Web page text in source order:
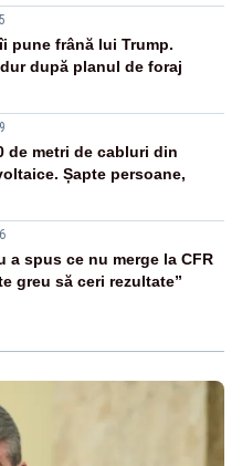
pune frână lui Trump.
după planul de foraj
de metri de cabluri din
Șapte persoane,
a spus ce nu merge la CFR
greu să ceri rezultate”